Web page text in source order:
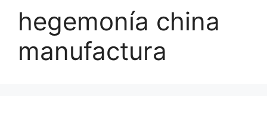
hegemonía china
manufactura